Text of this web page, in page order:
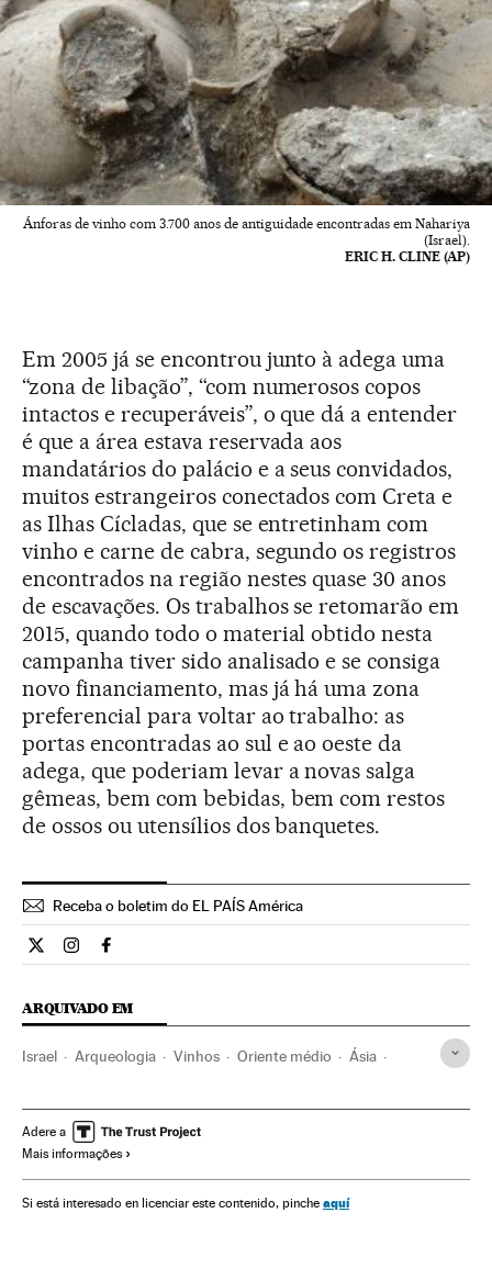
Ánforas de vinho com 3.700 anos de antiguidade encontradas em Nahariya
(Israel).
ERIC H. CLINE (AP)
Em 2005 já se encontrou junto à adega uma
“zona de libação”, “com numerosos copos
intactos e recuperáveis”, o que dá a entender
é que a área estava reservada aos
mandatários do palácio e a seus convidados,
muitos estrangeiros conectados com Creta e
as Ilhas Cícladas, que se entretinham com
vinho e carne de cabra, segundo os registros
encontrados na região nestes quase 30 anos
de escavações. Os trabalhos se retomarão em
2015, quando todo o material obtido nesta
campanha tiver sido analisado e se consiga
novo financiamento, mas já há uma zona
preferencial para voltar ao trabalho: as
portas encontradas ao sul e ao oeste da
adega, que poderiam levar a novas salga
gêmeas, bem com bebidas, bem com restos
de ossos ou utensílios dos banquetes.
Receba o boletim do EL PAÍS América
Cultura El País Brasil en Twitter
Cultura El País Brasil en Instagram
Cultura El País Brasil en Facebook
ARQUIVADO EM
Israel Arqueologia Vinhos Oriente médio Ásia
Indústria
Adere a
Mais informações
Si está interesado en licenciar este contenido, pinche aquí